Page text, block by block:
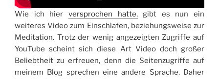
Wie ich hier versprochen hatte,gibt es nun ein
weiteres Video zum Einschlafen, beziehungsweise zur
Meditation. Trotz der wenig angezeigten Zugriffe auf
YouTube scheint sich diese Art Video doch großer
Beliebtheit zu erfreuen, denn die Seitenzugriffe auf
meinem Blog sprechen eine andere Sprache. Daher